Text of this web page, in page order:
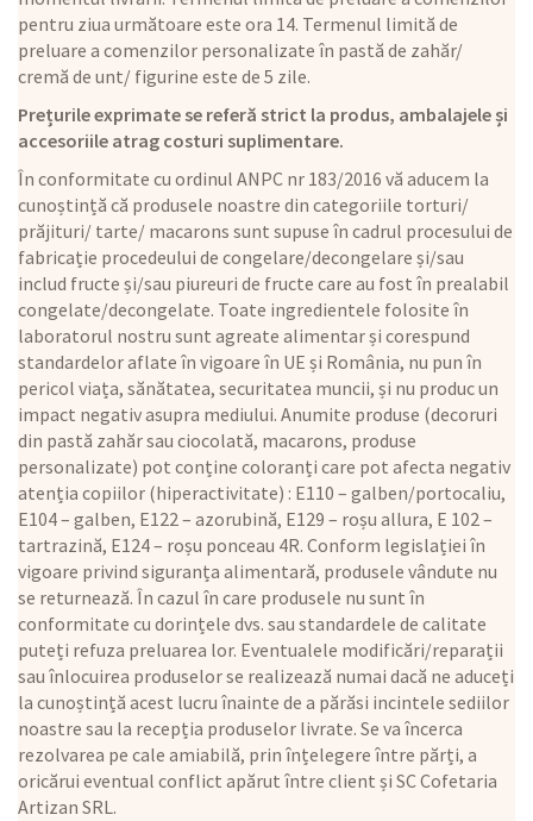
pentru ziua următoare este ora 14. Termenul limită de
preluare a comenzilor personalizate în pastă de zahăr/
cremă de unt/ figurine este de 5 zile.
Prețurile exprimate se referă strict la produs, ambalajele și
accesoriile atrag costuri suplimentare.
În conformitate cu ordinul ANPC nr 183/2016 vă aducem la
cunoștință că produsele noastre din categoriile torturi/
prăjituri/ tarte/ macarons sunt supuse în cadrul procesului de
fabricație procedeului de congelare/decongelare și/sau
includ fructe și/sau piureuri de fructe care au fost în prealabil
congelate/decongelate. Toate ingredientele folosite în
laboratorul nostru sunt agreate alimentar și corespund
standardelor aflate în vigoare în UE și România, nu pun în
pericol viața, sănătatea, securitatea muncii, și nu produc un
impact negativ asupra mediului. Anumite produse (decoruri
din pastă zahăr sau ciocolată, macarons, produse
personalizate) pot conține coloranți care pot afecta negativ
atenția copiilor (hiperactivitate) : E110 – galben/portocaliu,
E104 – galben, E122 – azorubină, E129 – roșu allura, E 102 –
tartrazină, E124 – roșu ponceau 4R. Conform legislației în
vigoare privind siguranța alimentară, produsele vândute nu
se returnează. În cazul în care produsele nu sunt în
conformitate cu dorințele dvs. sau standardele de calitate
puteți refuza preluarea lor. Eventualele modificări/reparații
sau înlocuirea produselor se realizează numai dacă ne aduceți
la cunoștință acest lucru înainte de a părăsi incintele sediilor
noastre sau la recepția produselor livrate. Se va încerca
rezolvarea pe cale amiabilă, prin înțelegere între părți, a
oricărui eventual conflict apărut între client și SC Cofetaria
Artizan SRL.